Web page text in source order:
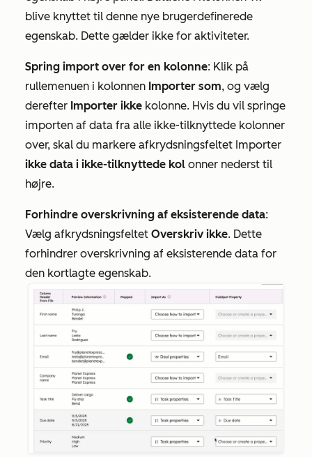
blive knyttet til denne nye brugerdefinerede
egenskab. Dette gælder ikke for aktiviteter.
Spring import over for en kolonne: Klik på
rullemenuen i kolonnen Importer som, og vælg
derefter Importer ikke kolonne. Hvis du vil springe
importen af data fra alle ikke-tilknyttede kolonner
over, skal du markere afkrydsningsfeltet Importer
ikke data i ikke-tilknyttede kol onner nederst til
højre.
Forhindre overskrivning af eksisterende data:
Vælg afkrydsningsfeltet Overskriv ikke. Dette
forhindrer overskrivning af eksisterende data for
den kortlagte egenskab.